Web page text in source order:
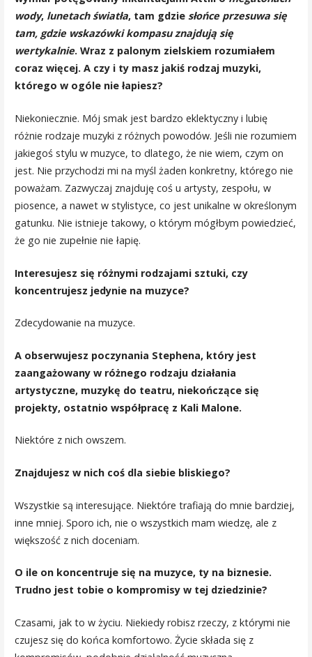
wody, lunetach światła, tam gdzie słońce przesuwa się
tam, gdzie wskazówki kompasu znajdują się
wertykalnie. Wraz z palonym zielskiem rozumiałem
coraz więcej. A czy i ty masz jakiś rodzaj muzyki,
którego w ogóle nie łapiesz?
Niekoniecznie. Mój smak jest bardzo eklektyczny i lubię
różnie rodzaje muzyki z różnych powodów. Jeśli nie rozumiem
jakiegoś stylu w muzyce, to dlatego, że nie wiem, czym on
jest. Nie przychodzi mi na myśl żaden konkretny, którego nie
poważam. Zazwyczaj znajduję coś u artysty, zespołu, w
piosence, a nawet w stylistyce, co jest unikalne w określonym
gatunku. Nie istnieje takowy, o którym mógłbym powiedzieć,
że go nie zupełnie nie łapię.
Interesujesz się różnymi rodzajami sztuki, czy
koncentrujesz jedynie na muzyce?
Zdecydowanie na muzyce.
A obserwujesz poczynania Stephena, który jest
zaangażowany w różnego rodzaju działania
artystyczne, muzykę do teatru, niekończące się
projekty, ostatnio współpracę z Kali Malone.
Niektóre z nich owszem.
Znajdujesz w nich coś dla siebie bliskiego?
Wszystkie są interesujące. Niektóre trafiają do mnie bardziej,
inne mniej. Sporo ich, nie o wszystkich mam wiedzę, ale z
większość z nich doceniam.
O ile on koncentruje się na muzyce, ty na biznesie.
Trudno jest tobie o kompromisy w tej dziedzinie?
Czasami, jak to w życiu. Niekiedy robisz rzeczy, z którymi nie
czujesz się do końca komfortowo. Życie składa się z